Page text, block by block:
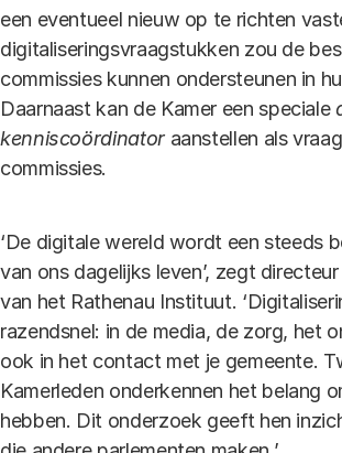
een eventueel nieuw op te richten
digitaliseringsvraagstukken zou de
commissies kunnen ondersteunen in
Daarnaast kan de Kamer een speciale
kenniscoördinatoraanstellen als
commissies.
‘De digitale wereld wordt een steeds
van ons dagelijks leven’, zegt
van het Rathenau Instituut.
razendsnel: in de media, de zorg, het
ook in het contact met je gemeente.
Kamerleden onderkennen het belang
hebben. Dit onderzoek geeft hen